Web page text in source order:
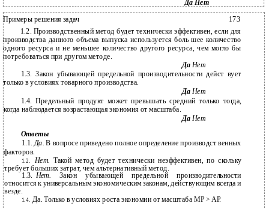
Да Нет
Примеры решения задач
173
1.2. Производственный метод будет технически эффективен, если для
производства данного объема выпуска используется боль­ шее количество
одного ресурса и не меньшее количество другого ресурса, чем могло бы
потребоваться при другом методе.
Да Нет
1.3. Закон убывающей предельной производительности дейст­ вует
только в условиях товарного производства.
ДаНет
1.4. Предельный продукт может превышать средний только тогда,
когда наблюдается возрастающая экономия от масштаба.
ДаНет
Ответы
1.1. Да.В вопросе приведено полное определение производст­ венных
факторов.
1.2. Нет. Такой метод будет технически неэффективен, по­ скольку
требует больших затрат, чем альтернативный метод.
1.3. Нет. Закон убывающей предельной производительности
относится к универсальным экономическим законам, действующим всегда и
везде.
1.4. Да. Только в условиях роста экономии от масштаба MP > АР.